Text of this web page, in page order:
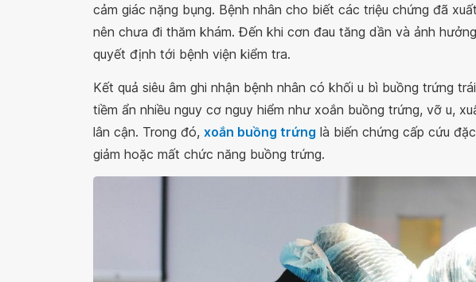
cảm giác nặng bụng. Bệnh nhân cho biết các triệu chứng đã
nên chưa đi thăm khám. Đến khi cơn đau tăng dần và ảnh
quyết định tới bệnh viện kiểm tra.
Kết quả siêu âm ghi nhận bệnh nhân có khối u bì buồng trứng
tiềm ẩn nhiều nguy cơ nguy hiểm như xoắn buồng trứng, vỡ u,
lân cận. Trong đó, xoắn buồng trứng là biến chứng cấp cứu
giảm hoặc mất chức năng buồng trứng.